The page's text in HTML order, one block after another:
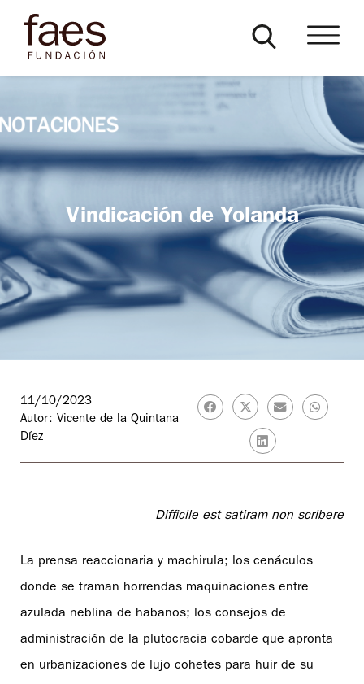
Vindicación de Yolanda
11/10/2023
Autor: Vicente de la Quintana
Díez
Difficile est satiram non scribere
La prensa reaccionaria y machirula; los cenáculos
donde se traman horrendas maquinaciones entre
azulada neblina de habanos; los consejos de
administración de la plutocracia cobarde que apronta
en urbanizaciones de lujo cohetes para huir de su